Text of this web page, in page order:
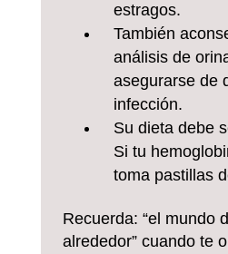
estragos.
También
análisis de
asegurarse de
infección.
Su dieta debe
Si tu
toma pastillas
Recuerda: “el mundo
alrededor” cuando te